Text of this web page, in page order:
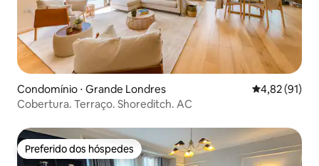
Condomínio ⋅ Grande Londres 4,82 de uma
4,82 (91)
Cobertura. Terraço. Shoreditch. AC
Preferido dos hóspedes
Preferido dos hóspedes